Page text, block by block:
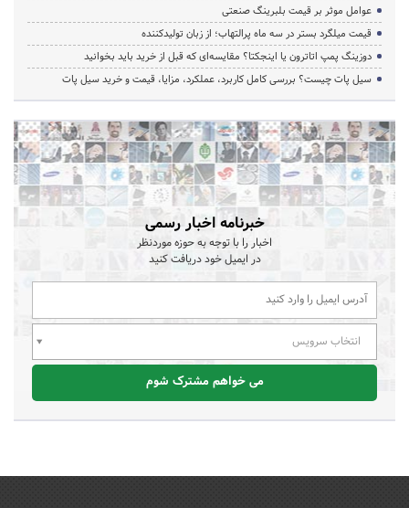
عوامل موثر بر قیمت بلبرینگ صنعتی
قیمت میلگرد بستر در سه ماه پرالتهاب؛ از زبان تولیدکننده
دوزینگ پمپ اتاترون یا اینجکتا؟ مقایسه‌ای که قبل از خرید باید بخوانید
سیل پات چیست؟ بررسی کامل کاربرد، عملکرد، مزایا، قیمت و خرید سیل پات
خبرنامه اخبار رسمی
اخبار را با توجه به حوزه موردنظر
در ایمیل خود دریافت کنید
انتخاب سرویس
می خواهم مشترک شوم